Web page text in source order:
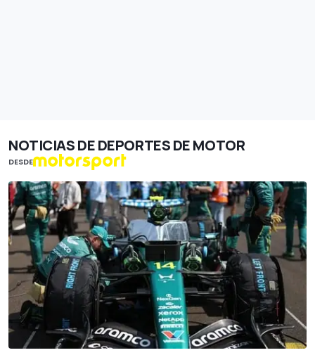
NOTICIAS DE DEPORTES DE MOTOR
DESDE